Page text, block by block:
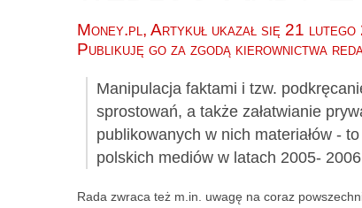
Money.pl, Artykuł ukazał się 21
Publikuję go za zgodą kierownictwa
Manipulacja faktami i tzw.
sprostowań, a także załatwianie
publikowanych w nich materiałów -
polskich mediów w latach 2005-
Rada zwraca też m.in. uwagę na coraz